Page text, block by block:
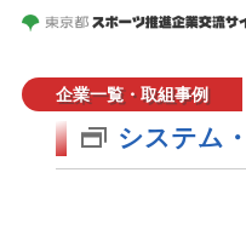
企業一覧・取組事例
システム